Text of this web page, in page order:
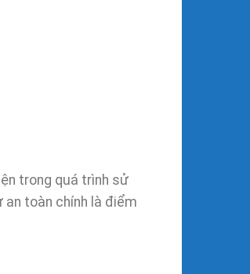
trong quá trình sử
an toàn chính là điểm